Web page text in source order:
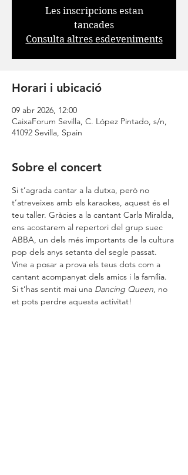
Les inscripcions estan
tancades
Consulta altres esdeveniments
Horari i ubicació
09 abr 2026, 12:00
CaixaForum Sevilla, C. López Pintado, s/n,
41092 Sevilla, Spain
Sobre el concert
Si t’agrada cantar a la dutxa, però no
t’atreveixes amb els karaokes, aquest és el
teu taller. Gràcies a la cantant Carla Miralda,
ens acostarem al repertori del grup suec
ABBA, un dels més importants de la cultura
pop dels anys setanta del segle passat.
Vine a posar a prova els teus dots com a
cantant acompanyat dels amics i la família.
Si t’has sentit mai una Dancing Queen, no
et pots perdre aquesta activitat!